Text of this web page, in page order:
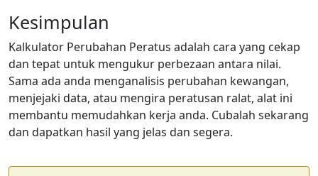
Kesimpulan
Kalkulator Perubahan Peratus adalah cara yang cekap
dan tepat untuk mengukur perbezaan antara nilai.
Sama ada anda menganalisis perubahan kewangan,
menjejaki data, atau mengira peratusan ralat, alat ini
membantu memudahkan kerja anda. Cubalah sekarang
dan dapatkan hasil yang jelas dan segera.